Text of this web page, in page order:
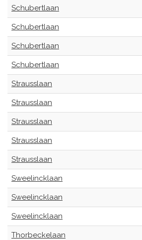
Schubertlaan
Schubertlaan
Schubertlaan
Schubertlaan
Strausslaan
Strausslaan
Strausslaan
Strausslaan
Strausslaan
Sweelincklaan
Sweelincklaan
Sweelincklaan
Thorbeckelaan